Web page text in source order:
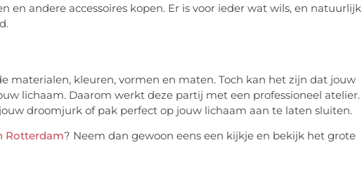
en andere accessoires kopen. Er is voor ieder wat wils, en natuurlijk
materialen, kleuren, vormen en maten. Toch kan het zijn dat jouw
lichaam. Daarom werkt deze partij met een professioneel atelier.
droomjurk of pak perfect op jouw lichaam aan te laten sluiten.
Rotterdam? Neem dan gewoon eens een kijkje en bekijk het grote